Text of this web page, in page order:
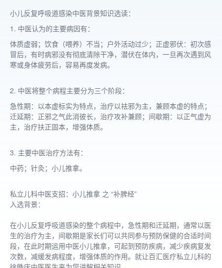
小儿反复呼吸道感染中医背景知识选读：
1. 中医认为的主要病因有：
体质虚弱；饮食（喂养）不当；户外活动过少；正虚邪伏：初次感
冒后，有时病邪没有彻底清除干净，潜伏在体内，一旦再次遇到风
寒或身体疲劳后，容易再度发病。
2. 中医将整个病程主要分为三个阶段：
急性期：以本虚标实为特点，治疗以祛邪为主，兼顾本虚的特点；
迁延期：正邪之气此消彼长，治疗攻补兼顾；间歇期：以正气虚为
主，治疗扶正固本，增强体质。
3. 主要中医治疗方法有：
中药；针灸；小儿推拿。
私立儿科中医支招：小儿推拿 之 “补脾经”
入选背景：
在小儿反复呼吸道感染的整个病程中，急性期和迁延期，通常以医
生的治疗为主，间歇期是家长们可以共同参与预防保健的合适时间
段，在此时期运用中医小儿推拿，可起到预防疾病，减少疾病复发
次数，减缓发病程度，增强体质的作用。就让百汇医疗私立儿科的